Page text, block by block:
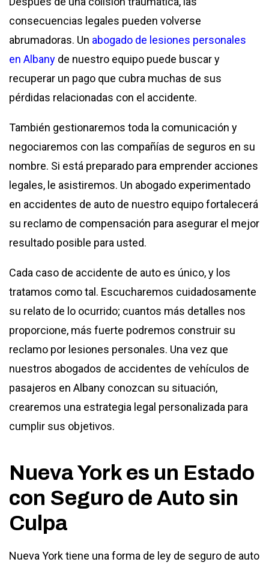
consecuencias legales pueden volverse
abrumadoras. Un abogado de lesiones personales
en Albany de nuestro equipo puede buscar y
recuperar un pago que cubra muchas de sus
pérdidas relacionadas con el accidente.
También gestionaremos toda la comunicación y
negociaremos con las compañías de seguros en su
nombre. Si está preparado para emprender acciones
legales, le asistiremos. Un abogado experimentado
en accidentes de auto de nuestro equipo fortalecerá
su reclamo de compensación para asegurar el mejor
resultado posible para usted.
Cada caso de accidente de auto es único, y los
tratamos como tal. Escucharemos cuidadosamente
su relato de lo ocurrido; cuantos más detalles nos
proporcione, más fuerte podremos construir su
reclamo por lesiones personales. Una vez que
nuestros abogados de accidentes de vehículos de
pasajeros en Albany conozcan su situación,
crearemos una estrategia legal personalizada para
cumplir sus objetivos.
Nueva York es un Estado
con Seguro de Auto sin
Culpa
Nueva York tiene una forma de ley de seguro de auto